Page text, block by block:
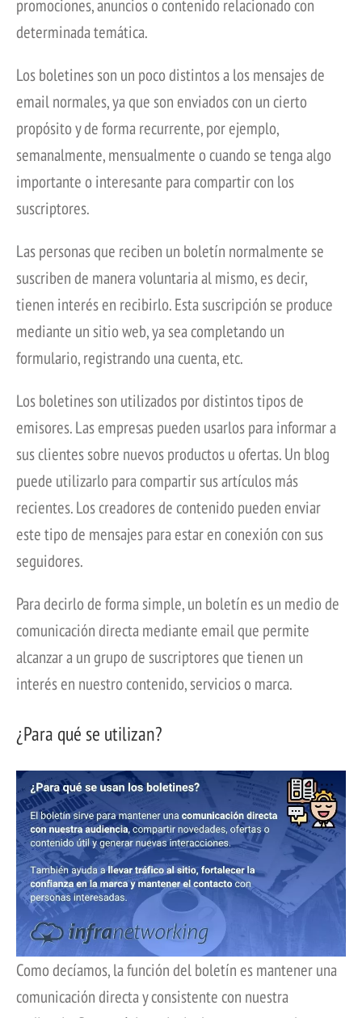
promociones, anuncios o contenido relacionado con
determinada temática.
Los boletines son un poco distintos a los mensajes de
email normales, ya que son enviados con un cierto
propósito y de forma recurrente, por ejemplo,
semanalmente, mensualmente o cuando se tenga algo
importante o interesante para compartir con los
suscriptores.
Las personas que reciben un boletín normalmente se
suscriben de manera voluntaria al mismo, es decir,
tienen interés en recibirlo. Esta suscripción se produce
mediante un sitio web, ya sea completando un
formulario, registrando una cuenta, etc.
Los boletines son utilizados por distintos tipos de
emisores. Las empresas pueden usarlos para informar a
sus clientes sobre nuevos productos u ofertas. Un blog
puede utilizarlo para compartir sus artículos más
recientes. Los creadores de contenido pueden enviar
este tipo de mensajes para estar en conexión con sus
seguidores.
Para decirlo de forma simple, un boletín es un medio de
comunicación directa mediante email que permite
alcanzar a un grupo de suscriptores que tienen un
interés en nuestro contenido, servicios o marca.
¿Para qué se utilizan?
Como decíamos, la función del boletín es mantener una
comunicación directa y consistente con nuestra